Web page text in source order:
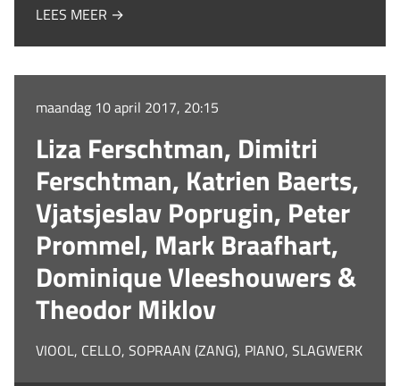
LEES MEER →
maandag 10 april 2017, 20:15
Liza Ferschtman, Dimitri
Ferschtman, Katrien Baerts,
Vjatsjeslav Poprugin, Peter
Prommel, Mark Braafhart,
Dominique Vleeshouwers &
Theodor Miklov
VIOOL, CELLO, SOPRAAN (ZANG), PIANO, SLAGWERK